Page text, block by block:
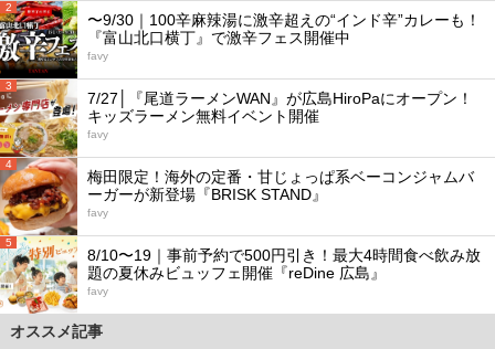
2
〜9/30｜100辛麻辣湯に激辛超えの“インド辛”カレーも！
『富山北口横丁』で激辛フェス開催中
favy
3
7/27│『尾道ラーメンWAN』が広島HiroPaにオープン！
キッズラーメン無料イベント開催
favy
4
梅田限定！海外の定番・甘じょっぱ系ベーコンジャムバ
ーガーが新登場『BRISK STAND』
favy
5
8/10〜19｜事前予約で500円引き！最大4時間食べ飲み放
題の夏休みビュッフェ開催『reDine 広島』
favy
オススメ記事